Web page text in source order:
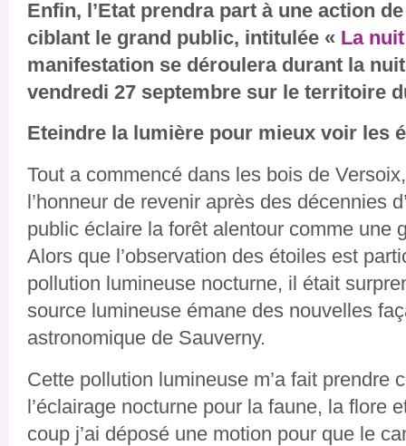
Enfin, l’Etat prendra part à une action
ciblant le grand public, intitulée « La
manifestation se déroulera durant la
vendredi 27 septembre sur le territoire
Eteindre la lumière pour mieux voir les
Tout a commencé dans les bois de
l’honneur de revenir après des décennies
public éclaire la forêt alentour comme une
Alors que l’observation des étoiles est
pollution lumineuse nocturne, il était
source lumineuse émane des nouvelles
astronomique de Sauverny.
Cette pollution lumineuse m’a fait prendre
l’éclairage nocturne pour la faune, la flore
coup j’ai déposé une motion pour que le